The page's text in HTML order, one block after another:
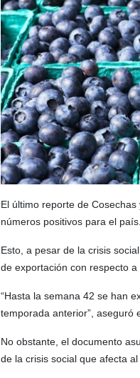
El último reporte de
números positivos para el país.
Esto, a pesar de la crisis
de exportación con respecto
“Hasta la semana 42 se han
temporada anterior”, aseguró
No obstante, el documento
de la crisis social que afecta al